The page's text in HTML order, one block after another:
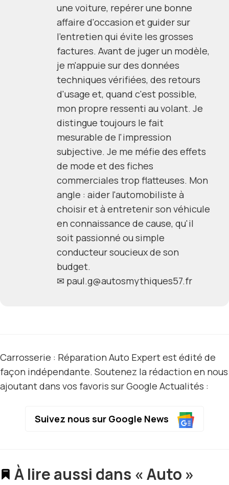
une voiture, repérer une bonne
affaire d'occasion et guider sur
l'entretien qui évite les grosses
factures. Avant de juger un modèle,
je m'appuie sur des données
techniques vérifiées, des retours
d'usage et, quand c'est possible,
mon propre ressenti au volant. Je
distingue toujours le fait
mesurable de l'impression
subjective. Je me méfie des effets
de mode et des fiches
commerciales trop flatteuses. Mon
angle : aider l'automobiliste à
choisir et à entretenir son véhicule
en connaissance de cause, qu'il
soit passionné ou simple
conducteur soucieux de son
budget.
✉ paul.g@autosmythiques57.fr
Carrosserie : Réparation Auto Expert est édité de
façon indépendante. Soutenez la rédaction en nous
ajoutant dans vos favoris sur Google Actualités :
Suivez nous sur Google News
À lire aussi dans « Auto »